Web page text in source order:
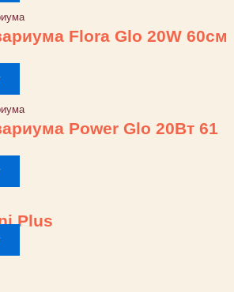
Flora Glo 20W 60см
Power Glo 20Вт 61
Plus